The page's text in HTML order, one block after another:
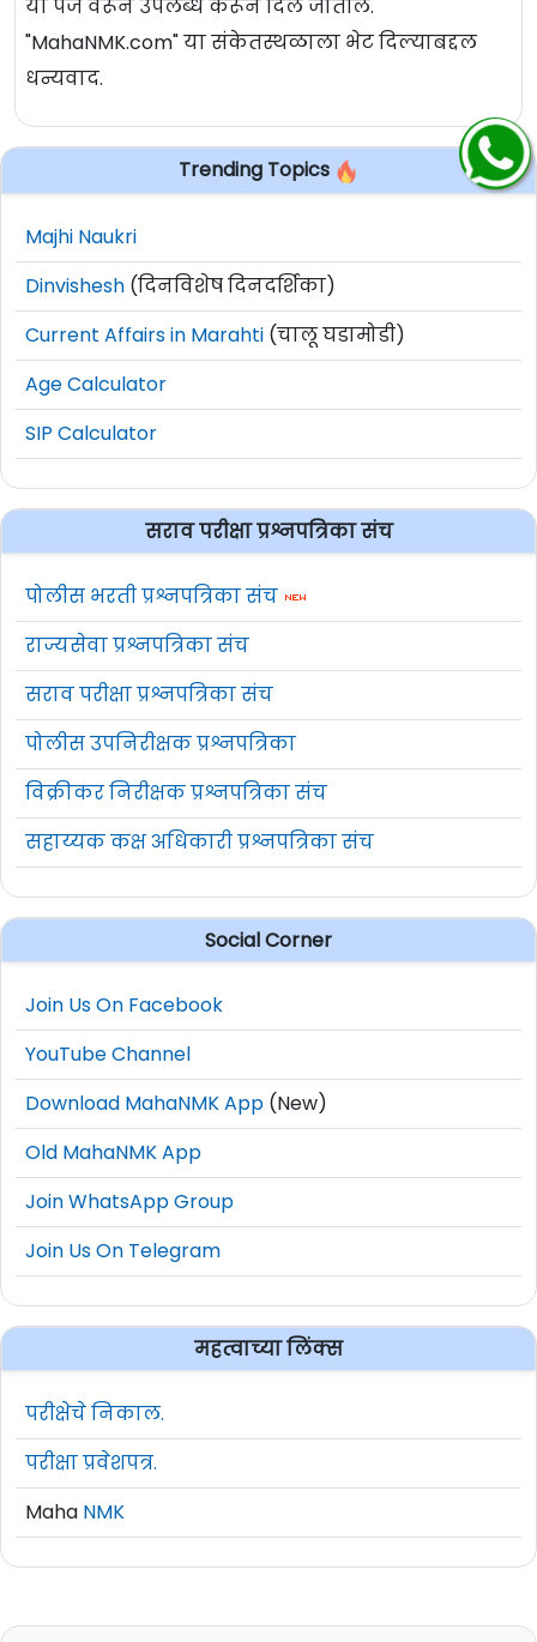
या पेज वरून उपलब्ध करून दिले जातील.
"MahaNMK.com" या संकेतस्थळाला भेट दिल्याबद्दल
धन्यवाद.
Trending Topics
Majhi Naukri
Dinvishesh (दिनविशेष दिनदर्शिका)
Current Affairs in Marahti (चालू घडामोडी)
Age Calculator
SIP Calculator
सराव परीक्षा प्रश्नपत्रिका संच
पोलीस भरती प्रश्नपत्रिका संच
राज्यसेवा प्रश्नपत्रिका संच
सराव परीक्षा प्रश्नपत्रिका संच
पोलीस उपनिरीक्षक प्रश्नपत्रिका
विक्रीकर निरीक्षक प्रश्नपत्रिका संच
सहाय्यक कक्ष अधिकारी प्रश्नपत्रिका संच
Social Corner
Join Us On Facebook
YouTube Channel
Download MahaNMK App (New)
Old MahaNMK App
Join WhatsApp Group
Join Us On Telegram
महत्वाच्या लिंक्स
परीक्षेचे निकाल.
परीक्षा प्रवेशपत्र.
Maha NMK